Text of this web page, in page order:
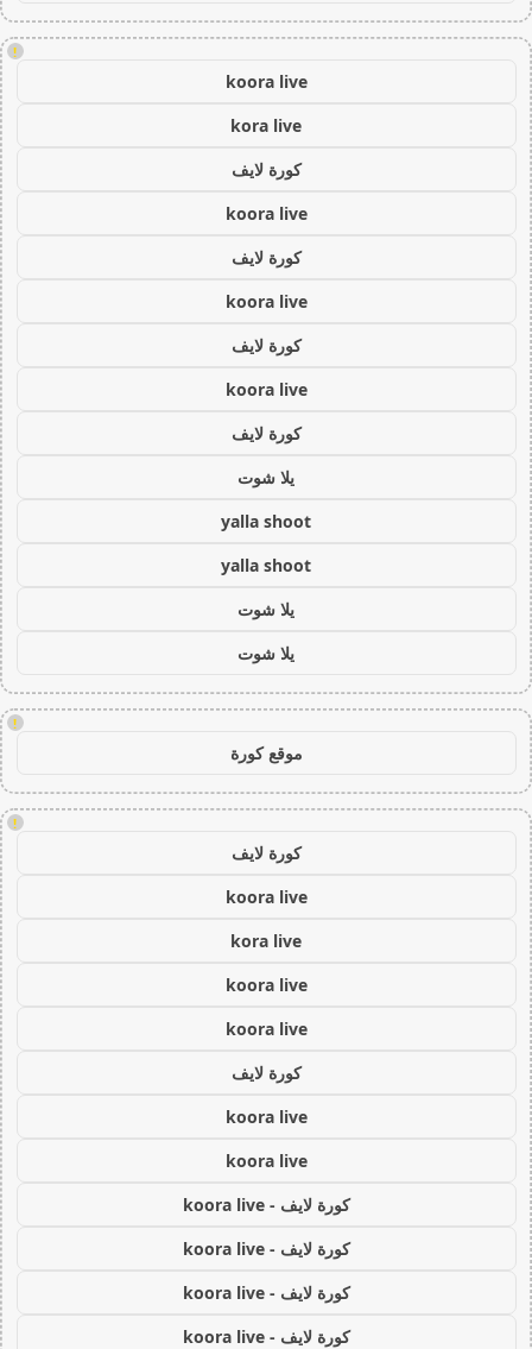
!
koora live
kora live
كورة لايف
koora live
كورة لايف
koora live
كورة لايف
koora live
كورة لايف
يلا شوت
yalla shoot
yalla shoot
يلا شوت
يلا شوت
!
موقع كورة
!
كورة لايف
koora live
kora live
koora live
koora live
كورة لايف
koora live
koora live
كورة لايف - koora live
كورة لايف - koora live
كورة لايف - koora live
كورة لايف - koora live